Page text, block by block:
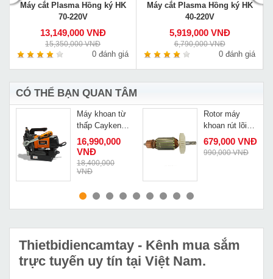
Máy cắt Plasma Hồng ký HK
70-220V
13,149,000 VNĐ
15,350,000 VNĐ
0 đánh giá
Máy cắt Plasma Hồng ký HK
40-220V
5,919,000 VNĐ
6,790,000 VNĐ
0 đánh giá
CÓ THỂ BẠN QUAN TÂM
MUA NGAY
Máy khoan từ
thấp Cayken
KCY-55DM
16,990,000
VNĐ
18,400,000
VNĐ
MUA NGAY
Rotor máy
khoan rút lõi
Dongcheng
DZZ200S
679,000 VNĐ
990,000 VNĐ
Thietbidiencamtay - Kênh mua sắm
trực tuyến uy tín tại Việt Nam.